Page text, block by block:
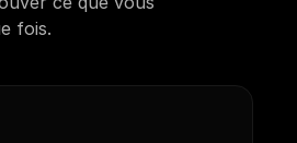
fois.